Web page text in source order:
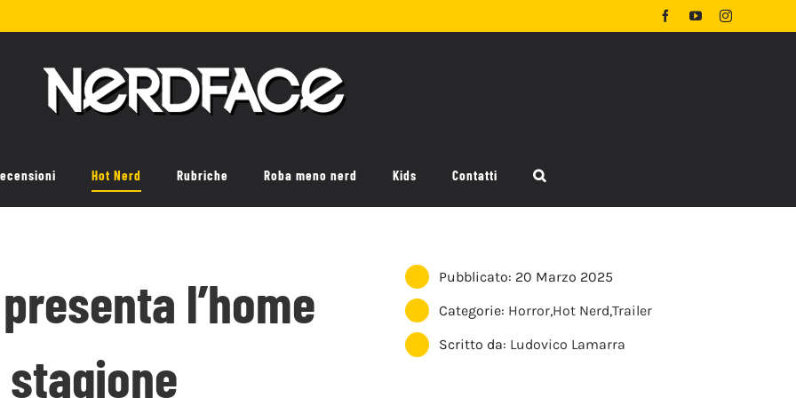
FacebookYouTubeInstagram
Hot Nerd Rubriche Roba meno nerd Kids Contatti
l’home
Pubblicato: 20 Marzo 2025
Categorie: Horror,Hot Nerd,Trailer
Scritto da: Ludovico Lamarra